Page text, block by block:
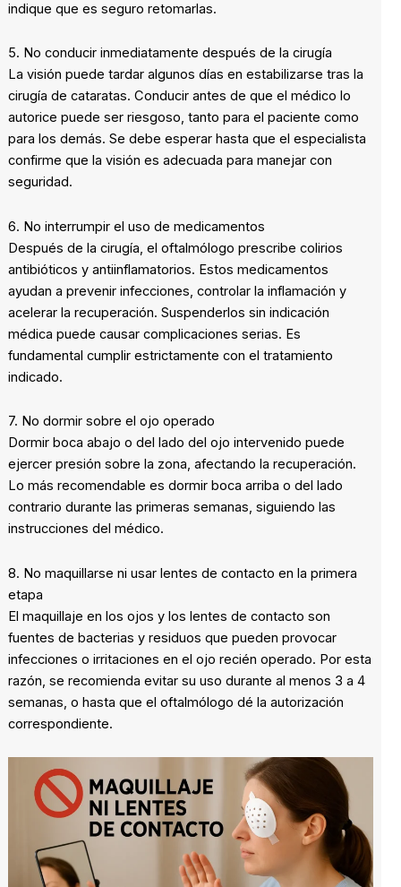
indique que es seguro retomarlas.
5. No conducir inmediatamente después de la cirugía
La visión puede tardar algunos días en estabilizarse tras la
cirugía de cataratas. Conducir antes de que el médico lo
autorice puede ser riesgoso, tanto para el paciente como
para los demás. Se debe esperar hasta que el especialista
confirme que la visión es adecuada para manejar con
seguridad.
6. No interrumpir el uso de medicamentos
Después de la cirugía, el oftalmólogo prescribe colirios
antibióticos y antiinflamatorios. Estos medicamentos
ayudan a prevenir infecciones, controlar la inflamación y
acelerar la recuperación. Suspenderlos sin indicación
médica puede causar complicaciones serias. Es
fundamental cumplir estrictamente con el tratamiento
indicado.
7. No dormir sobre el ojo operado
Dormir boca abajo o del lado del ojo intervenido puede
ejercer presión sobre la zona, afectando la recuperación.
Lo más recomendable es dormir boca arriba o del lado
contrario durante las primeras semanas, siguiendo las
instrucciones del médico.
8. No maquillarse ni usar lentes de contacto en la primera
etapa
El maquillaje en los ojos y los lentes de contacto son
fuentes de bacterias y residuos que pueden provocar
infecciones o irritaciones en el ojo recién operado. Por esta
razón, se recomienda evitar su uso durante al menos 3 a 4
semanas, o hasta que el oftalmólogo dé la autorización
correspondiente.